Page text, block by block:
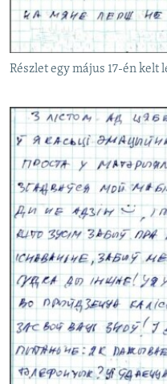
Részlet egy május 17-én kelt